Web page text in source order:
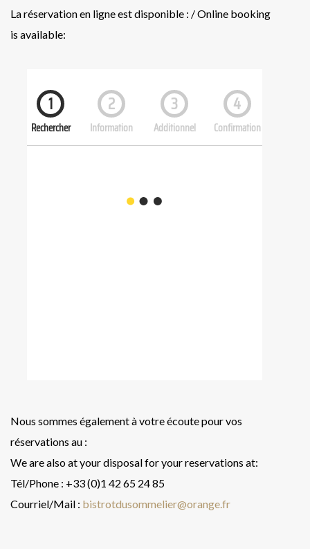
La réservation en ligne est disponible : / Online booking
is available:
Nous sommes également à votre écoute pour vos
réservations au :
We are also at your disposal for your reservations at:
Tél/Phone : +33 (0)1 42 65 24 85
Courriel/Mail : bistrotdusommelier@orange.fr